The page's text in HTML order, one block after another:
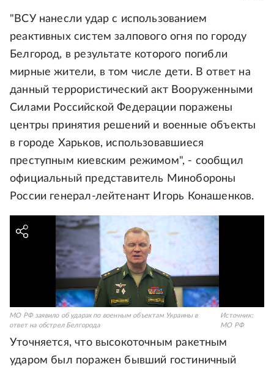
"ВСУ нанесли удар с использованием
реактивных систем залпового огня по городу
Белгород, в результате которого погибли
мирные жители, в том числе дети. В ответ на
данный террористический акт Вооруженными
Силами Российской Федерации поражены
центры принятия решений и военные объекты
в городе Харьков, использовавшиеся
преступным киевским режимом", - сообщил
официальный представитель Минобороны
России генерал-лейтенант Игорь Конашенков.
МО РФ заявило об ударах по военным объектам Украины в
ответ на обстрел Белгорода
Источник:
МО РФ
Уточняется, что высокоточным ракетным
ударом был поражен бывший гостиничный